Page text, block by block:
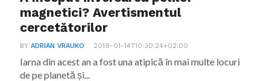
magnetici? Avertismentul
cercetătorilor
BYADRIAN VRAUKO 2019-01-14T10:30:24+02:00
Iarna din acest an a fost una atipică în mai multe locuri
de pe planetă și...